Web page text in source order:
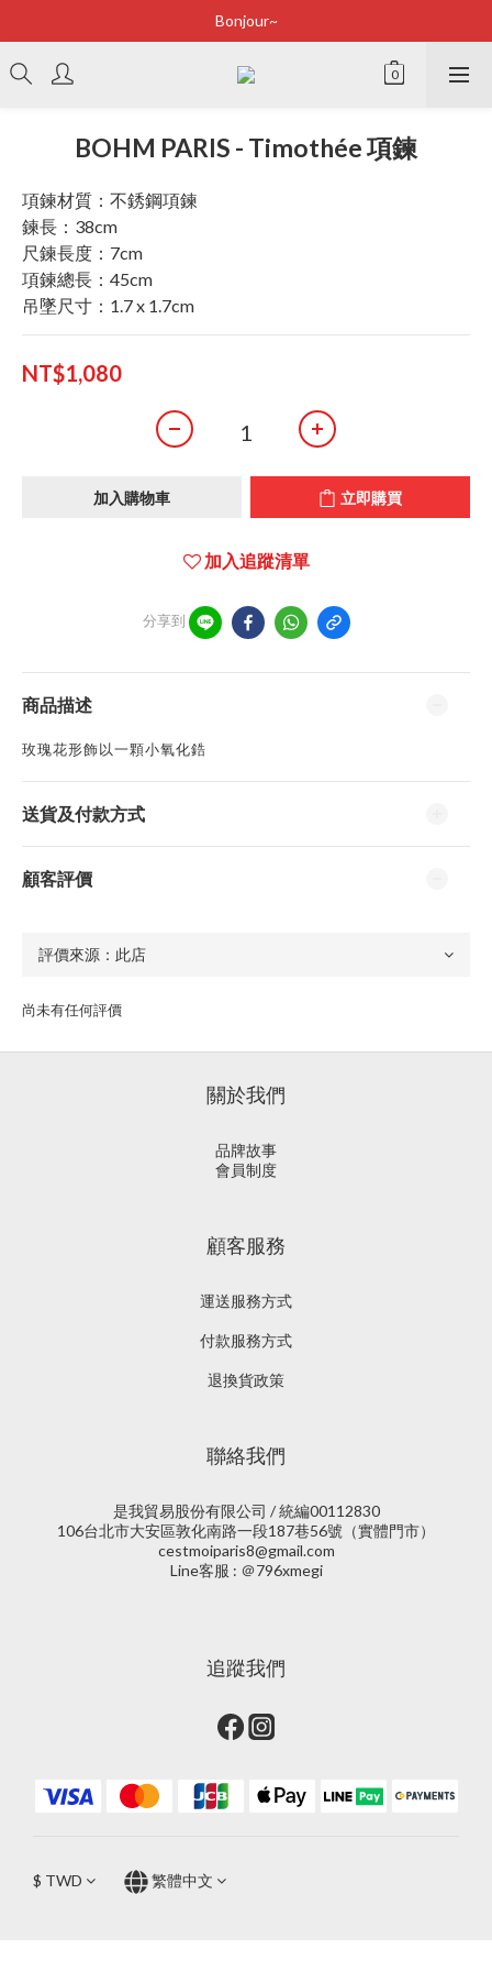
Bonjour~
Bonjour~
立即加入會員享有100元購物金
Bonjour~
BOHM PARIS - Timothée 項鍊
項鍊材質：不銹鋼項鍊
鍊長：38cm
尺鍊長度：7cm
項鍊總長：45cm
吊墜尺寸：1.7 x 1.7cm
NT$1,080
加入購物車 立即購買
加入追蹤清單
分享到
商品描述
玫瑰花形飾以一顆小氧化鋯
送貨及付款方式
顧客評價
尚未有任何評價
關於我們
品牌故事
會員制度
顧客服務
運送服務方式
付款服務方式
退換貨政策
聯絡我們
是我貿易股份有限公司 / 統編00112830
106台北市大安區敦化南路一段187巷56號（實體門市）
cestmoiparis8@gmail.com
Line客服 : ＠796xmegi
追蹤我們
$ TWD 繁體中文